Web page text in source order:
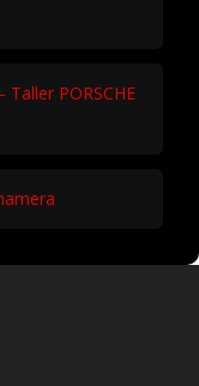
PORSCHE